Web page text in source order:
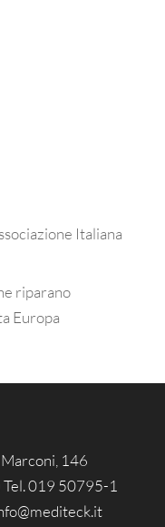
Italiana
riparano
Europa
146
019 50795-1